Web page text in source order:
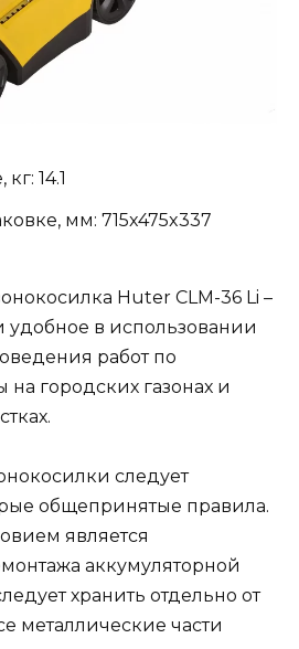
14.1
мм: 715x475x337
Huter CLM-36 Li –
удобное в использовании
работ по
городских газонах и
следует
общепринятые правила.
является
аккумуляторной
хранить отдельно от
металлические части